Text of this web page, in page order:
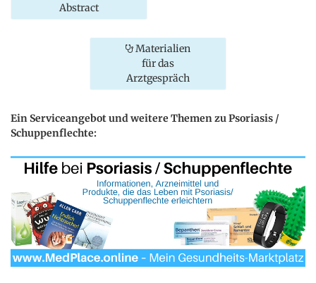
Abstract
Materialien
für das
Arztgespräch
Ein Serviceangebot und weitere Themen zu Psoriasis /
Schuppenflechte: